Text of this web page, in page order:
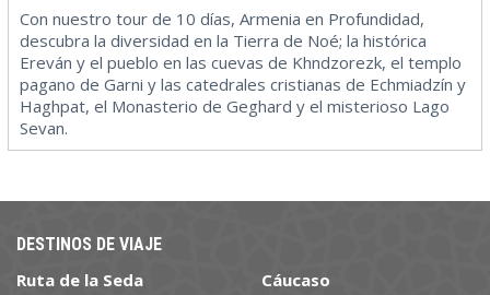
Con nuestro tour de 10 días, Armenia en Profundidad,
descubra la diversidad en la Tierra de Noé; la histórica
Ereván y el pueblo en las cuevas de Khndzorezk, el templo
pagano de Garni y las catedrales cristianas de Echmiadzín y
Haghpat, el Monasterio de Geghard y el misterioso Lago
Sevan.
DESTINOS DE VIAJE
Ruta de la Seda
Cáucaso